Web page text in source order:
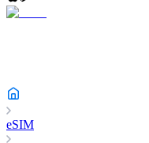
eSIM